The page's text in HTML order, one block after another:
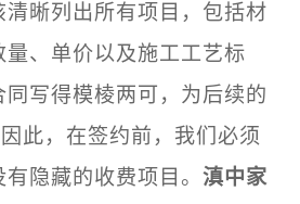
晰列出所有项目，包括材
、单价以及施工工艺标
写得模棱两可，为后续的
此，在签约前，我们必须
隐藏的收费项目。 滇中家